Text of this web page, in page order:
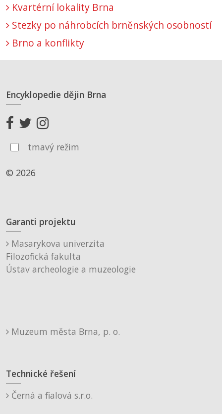
Kvartérní lokality Brna
Stezky po náhrobcích brněnských osobností
Brno a konflikty
Encyklopedie dějin Brna
tmavý režim
© 2026
Garanti projektu
Masarykova univerzita
Filozofická fakulta
Ústav archeologie a muzeologie
Muzeum města Brna, p. o.
Technické řešení
Černá a fialová s.r.o.